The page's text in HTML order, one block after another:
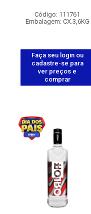
Código: 111761
Embalagem: CX.3,6KG
Faça seu login ou
cadastre-se para
ver preços e
comprar